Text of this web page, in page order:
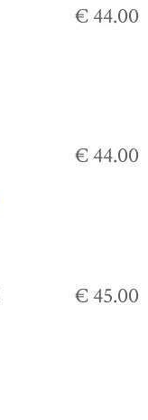
€ 44.00
€ 44.00
€ 45.00